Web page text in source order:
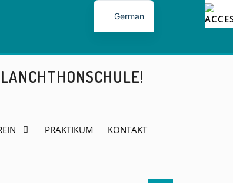
PRAKTIKUM KONTAKT
German